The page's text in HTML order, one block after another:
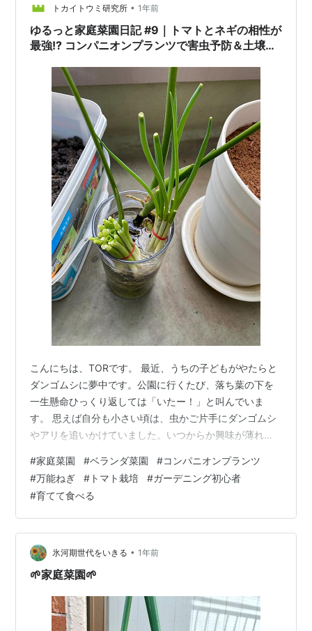
続いておりますが・・・・・・・・・・・・、 …
トカイトウミ研究所 • 1年前
ゆるっと家庭菜園日記 #9｜トマトとネギの相性が
最強!? コンパニオンプランツで害虫予防＆土壌改
こんにちは、TORです。 最近、うちの子どもがやたらと
ダンゴムシに夢中です。公園に行くたび、落ち葉の下を
一生懸命ひっくり返しては「いたー！」と叫んでいま
す。 思えば自分も小さい頃は、虫かご片手にダンゴムシ
やアリを追いかけていました。いつからか興味が薄れて
う平気で触れるタイプです。なお、我が家で一番虫に強
いのは…妻ですね（笑） そんな虫エピソードに和んだ週
末、今回は“万能ねぎ”の植え替えを実行したので、その記
録を残しておきたいと思います。 🧄 モンステラとのシェ
アハウスを卒業 以前、モンステラの鉢に間借りしていた
万能ねぎ。台所で使った根元を水につ…
#家庭菜園 #ベランダ菜園 #コンパニオンプランツ
#万能ねぎ # トマト栽培 #ガーデニング初心者
#育てて食べる
氷河期世代をいきる • 1年前
🌱家庭菜園🌱